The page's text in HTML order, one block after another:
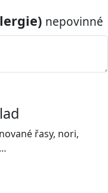
nepovinné
řasy, nori,